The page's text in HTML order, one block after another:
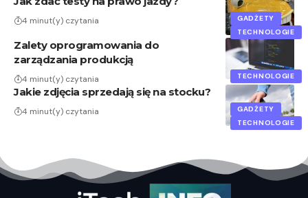
GADŻETY
TECHNOLOGIE
4 minut(y) czytania
TECHNOLOGIE
Zalety oprogramowania do
zarządzania produkcją
4 minut(y) czytania
GADŻETY
TECHNOLOGIE
Jakie zdjęcia sprzedają się na stocku?
4 minut(y) czytania